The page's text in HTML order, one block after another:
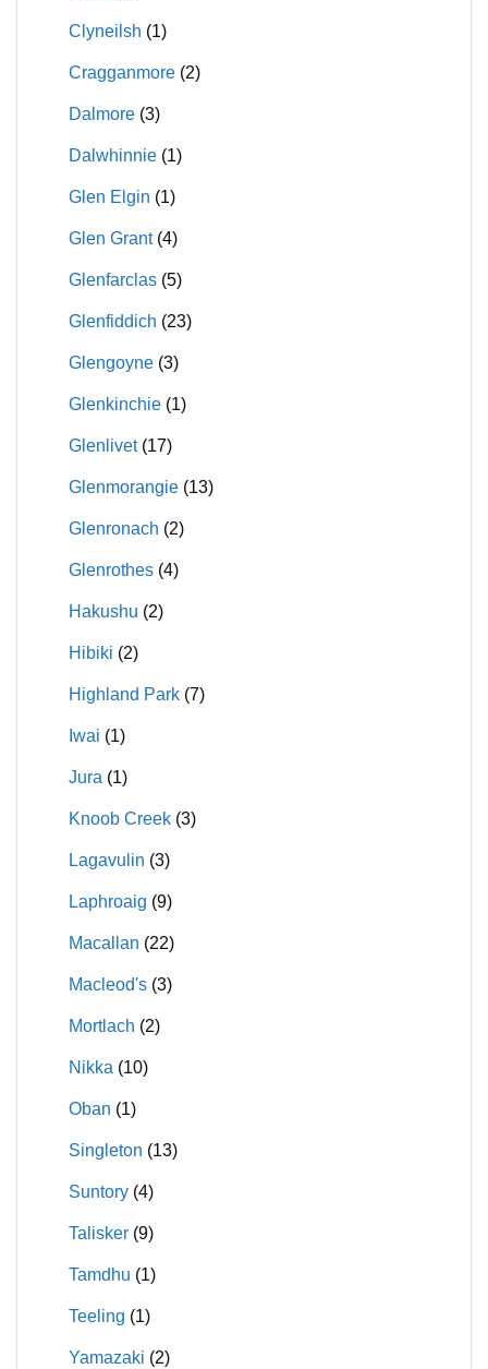
Clyneilsh (1)
Cragganmore (2)
Dalmore (3)
Dalwhinnie (1)
Glen Elgin (1)
Glen Grant (4)
Glenfarclas (5)
Glenfiddich (23)
Glengoyne (3)
Glenkinchie (1)
Glenlivet (17)
Glenmorangie (13)
Glenronach (2)
Glenrothes (4)
Hakushu (2)
Hibiki (2)
Highland Park (7)
Iwai (1)
Jura (1)
Knoob Creek (3)
Lagavulin (3)
Laphroaig (9)
Macallan (22)
Macleod's (3)
Mortlach (2)
Nikka (10)
Oban (1)
Singleton (13)
Suntory (4)
Talisker (9)
Tamdhu (1)
Teeling (1)
Yamazaki (2)